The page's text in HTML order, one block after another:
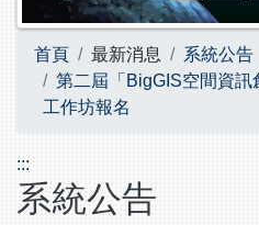
首頁 最新消息
系統公告
第二屆「BigGIS空間資訊
工作坊報名
:::
系統公告